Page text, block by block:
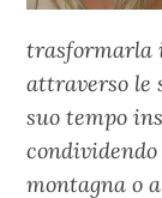
trasformarla
attraverso le
suo tempo
montagna o